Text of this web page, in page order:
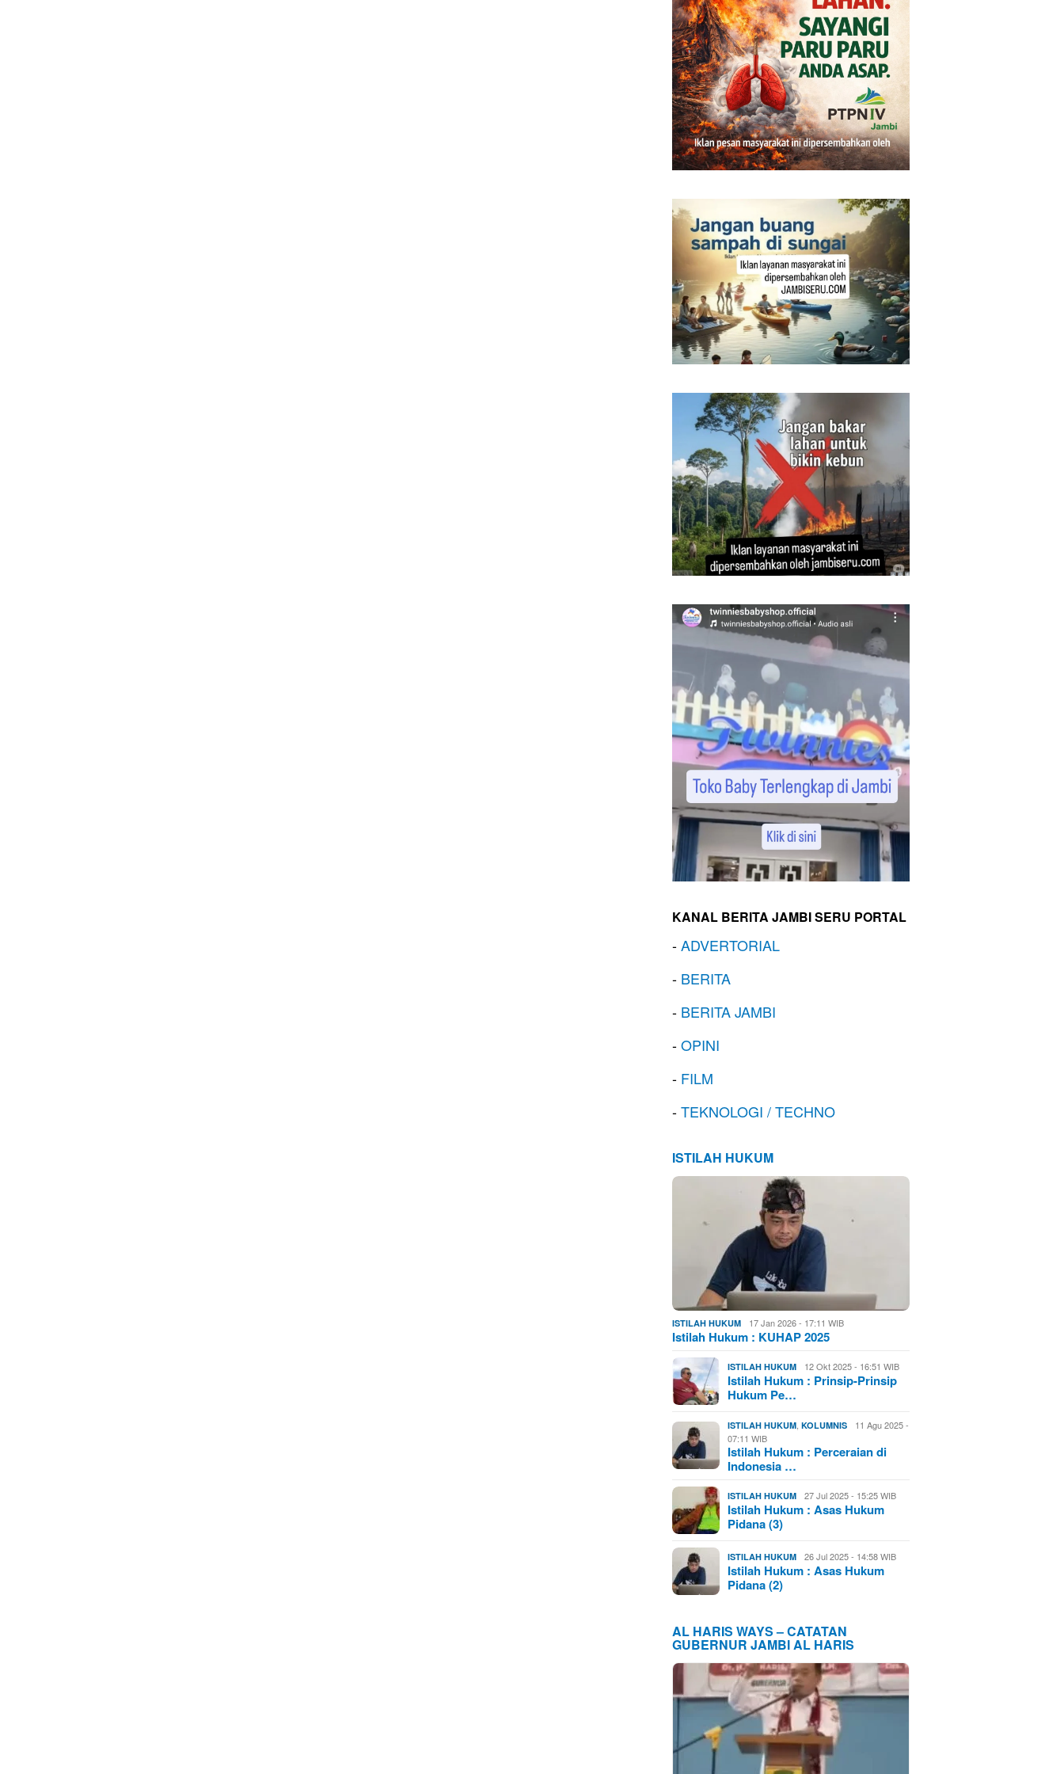
KANAL BERITA JAMBI SERU PORTAL
-ADVERTORIAL
- BERITA
- BERITA JAMBI
-OPINI
- FILM
-TEKNOLOGI / TECHNO
ISTILAH HUKUM
ISTILAH HUKUM 17 Jan 2026 - 17:11 WIB
Istilah Hukum : KUHAP 2025
ISTILAH HUKUM 12 Okt 2025 - 16:51 WIB
Istilah Hukum : Prinsip-Prinsip
Hukum Pe…
ISTILAH HUKUM ,KOLUMNIS
11 Agu 2025 -
07:11 WIB
Istilah Hukum : Perceraian di
Indonesia …
ISTILAH HUKUM 27 Jul 2025 - 15:25 WIB
Istilah Hukum : Asas Hukum
Pidana (3)
ISTILAH HUKUM 26 Jul 2025 - 14:58 WIB
Istilah Hukum : Asas Hukum
Pidana (2)
AL HARIS WAYS – CATATAN
GUBERNUR JAMBI AL HARIS